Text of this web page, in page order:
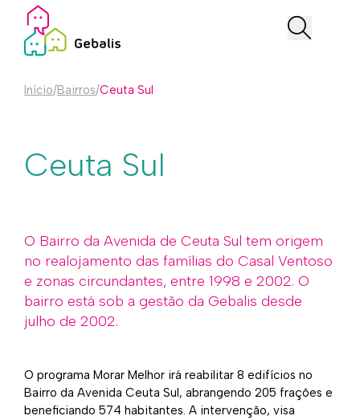
Início/Bairros/Ceuta Sul
Ceuta Sul
O Bairro da Avenida de Ceuta Sul tem origem
no realojamento das famílias do Casal Ventoso
e zonas circundantes, entre 1998 e 2002. O
bairro está sob a gestão da Gebalis desde
julho de 2002.
O programa Morar Melhor irá reabilitar 8 edifícios no
Bairro da Avenida Ceuta Sul, abrangendo 205 frações e
beneficiando 574 habitantes. A intervenção, visa